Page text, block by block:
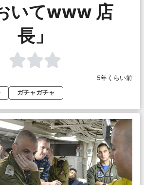
いてwww 店
長」
5年くらい前
ガチャガチャ